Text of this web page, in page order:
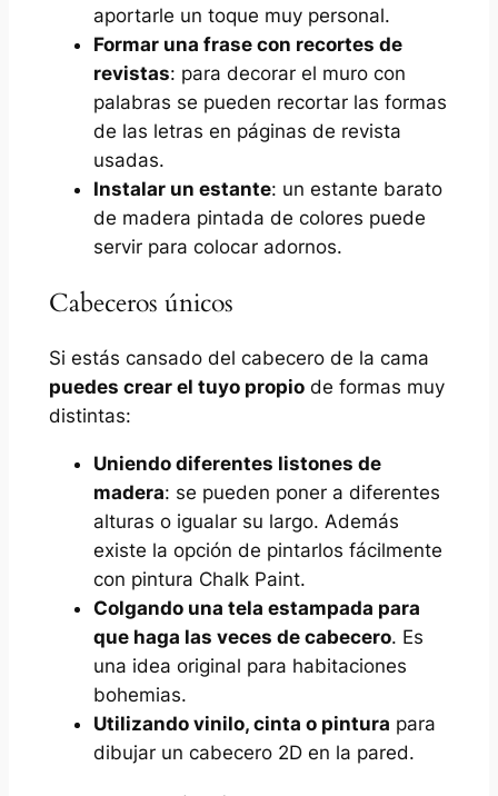
aportarle un toque muy personal.
Formar una frase con recortes de
revistas: para decorar el muro con
palabras se pueden recortar las formas
de las letras en páginas de revista
usadas.
Instalar un estante: un estante barato
de madera pintada de colores puede
servir para colocar adornos.
Cabeceros únicos
Si estás cansado del cabecero de la cama
puedes crear el tuyo propiode formas muy
distintas:
Uniendo diferentes listones de
madera: se pueden poner a diferentes
alturas o igualar su largo. Además
existe la opción de pintarlos fácilmente
con pintura Chalk Paint.
Colgando una tela estampada para
que haga las veces de cabecero. Es
una idea original para habitaciones
bohemias.
Utilizando vinilo, cinta o pintura para
dibujar un cabecero 2D en la pared.